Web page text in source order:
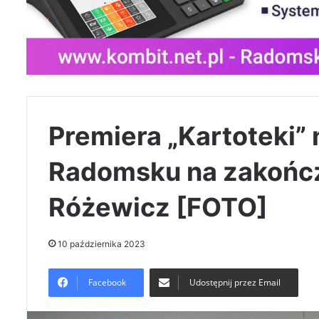
Premiera „Kartoteki”
Radomsku na
Różewicz [FOTO]
10 października 2023
Facebook Udostępnij przez Email